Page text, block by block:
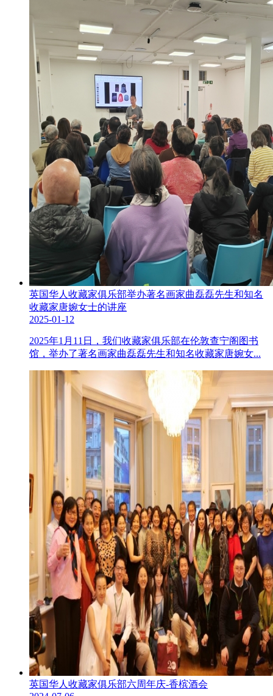
英国华人收藏家俱乐部举办著名画家曲磊磊先生和知名
收藏家唐婉女士的讲座
2025-01-12
2025年1月11日，我们收藏家俱乐部在伦敦查宁阁图书
馆，举办了著名画家曲磊磊先生和知名收藏家唐婉女...
英国华人收藏家俱乐部六周年庆-香槟酒会